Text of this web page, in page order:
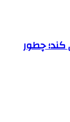
کند؛ چطور